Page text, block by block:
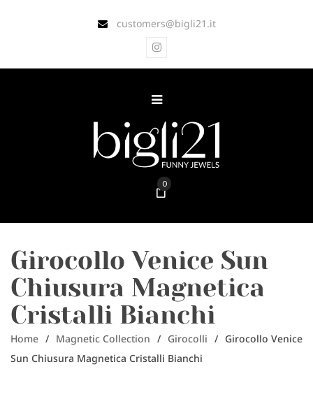
customers@bigli21.it
0
Girocollo Venice Sun
Chiusura Magnetica
Cristalli Bianchi
Home / Magnetic Collection / Girocolli / Girocollo Venice
Sun Chiusura Magnetica Cristalli Bianchi